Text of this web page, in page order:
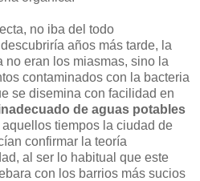
no iba del todo
años más tarde, la
no eran los miasmas, sino la
contaminados con la bacteria
se disemina con facilidad en
de aguas potables
aquellos tiempos la ciudad de
confirmar la teoría
al ser lo habitual que este
con los barrios más sucios